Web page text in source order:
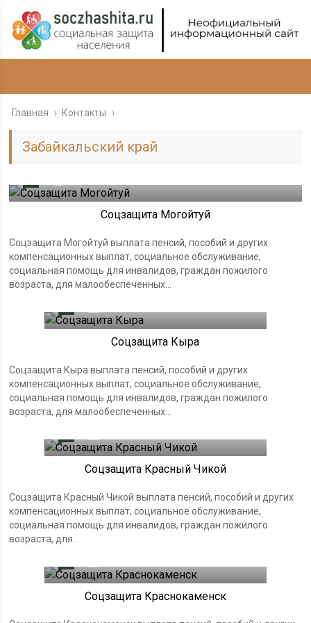
Главная › Контакты ›
Забайкальский край
Соцзащита Могойтуй
Соцзащита Могойтуй выплата пенсий, пособий и других
компенсационных выплат, социальное обслуживание,
социальная помощь для инвалидов, граждан пожилого
возраста, для малообеспеченных...
Соцзащита Кыра
Соцзащита Кыра выплата пенсий, пособий и других
компенсационных выплат, социальное обслуживание,
социальная помощь для инвалидов, граждан пожилого
возраста, для малообеспеченных...
Соцзащита Красный Чикой
Соцзащита Красный Чикой выплата пенсий, пособий и других
компенсационных выплат, социальное обслуживание,
социальная помощь для инвалидов, граждан пожилого
возраста, для...
Соцзащита Краснокаменск